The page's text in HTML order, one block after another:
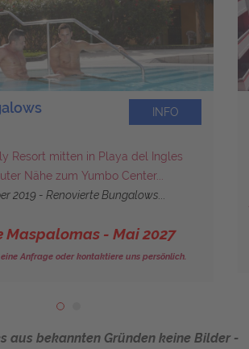
INFO
Resort mitten in Playa del Ingles
Nähe zum Yumbo Center...
2019 - Renovierte Bungalows...
Maspalomas - Mai 2027
Anfrage oder kontaktiere uns persönlich.
aus bekannten Gründen keine Bilder -